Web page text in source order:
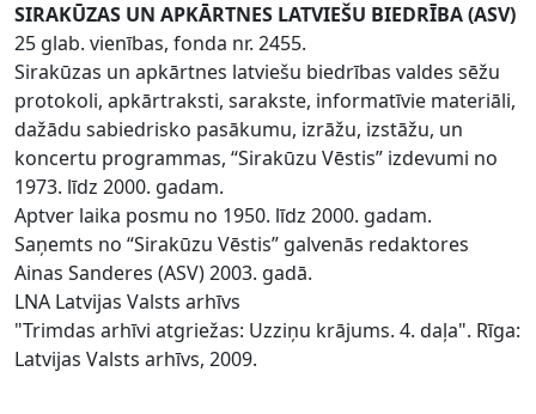
SIRAKŪZAS UN APKĀRTNES LATVIEŠU BIEDRĪBA (ASV)
25 glab. vienības, fonda nr. 2455.
Sirakūzas un apkārtnes latviešu biedrības valdes sēžu
protokoli, apkārtraksti, sarakste, informatīvie materiāli,
dažādu sabiedrisko pasākumu, izrāžu, izstāžu, un
koncertu programmas, “Sirakūzu Vēstis” izdevumi no
1973. līdz 2000. gadam.
Aptver laika posmu no 1950. līdz 2000. gadam.
Saņemts no “Sirakūzu Vēstis” galvenās redaktores
Ainas Sanderes (ASV) 2003. gadā.
LNA Latvijas Valsts arhīvs
"Trimdas arhīvi atgriežas: Uzziņu krājums. 4. daļa". Rīga:
Latvijas Valsts arhīvs, 2009.